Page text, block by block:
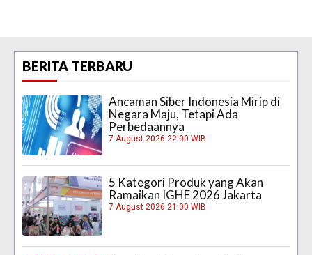
BERITA TERBARU
Ancaman Siber Indonesia Mirip di
Negara Maju, Tetapi Ada
Perbedaannya
7 August 2026 22:00 WIB
5 Kategori Produk yang Akan
Ramaikan IGHE 2026 Jakarta
7 August 2026 21:00 WIB